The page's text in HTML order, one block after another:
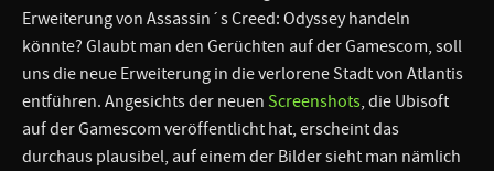
Erweiterung von Assassin´s Creed: Odyssey handeln
könnte? Glaubt man den Gerüchten auf der Gamescom, soll
uns die neue Erweiterung in die verlorene Stadt von Atlantis
entführen. Angesichts der neuen Screenshots, die Ubisoft
auf der Gamescom veröffentlicht hat, erscheint das
durchaus plausibel, auf einem der Bilder sieht man nämlich